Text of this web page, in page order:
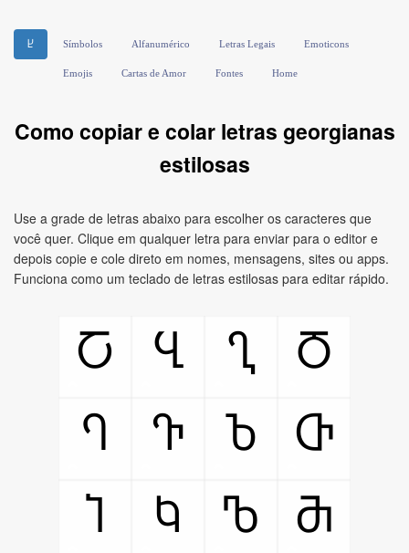
Ⴞ Símbolos Alfanumérico Letras Legais Emoticons
Emojis Cartas de Amor Fontes Home
Como copiar e colar letras georgianas
estilosas
Use a grade de letras abaixo para escolher os caracteres que
você quer. Clique em qualquer letra para enviar para o editor e
depois copie e cole direto em nomes, mensagens, sites ou apps.
Funciona como um teclado de letras estilosas para editar rápido.
Ⴀ Ⴁ Ⴂ
Ⴃ
Ⴄ
Ⴅ Ⴆ
Ⴇ
Ⴈ
Ⴉ Ⴊ
Ⴋ